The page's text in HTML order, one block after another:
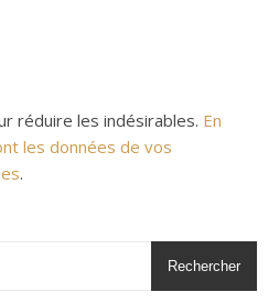
réduire les indésirables. En
les données de vos
.
Rechercher